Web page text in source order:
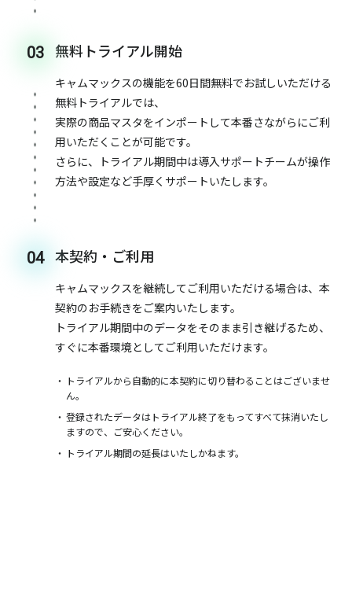
03 無料トライアル開始
キャムマックスの機能を60日間無料でお試しいただける
無料トライアルでは、
実際の商品マスタをインポートして本番さながらにご利
用いただくことが可能です。
さらに、トライアル期間中は導入サポートチームが操作
方法や設定など手厚くサポートいたします。
04 本契約・ご利用
キャムマックスを継続してご利用いただける場合は、本
契約のお手続きをご案内いたします。
トライアル期間中のデータをそのまま引き継げるため、
すぐに本番環境としてご利用いただけます。
トライアルから自動的に本契約に切り替わることはございませ
ん。
登録されたデータはトライアル終了をもってすべて抹消いたし
ますので、ご安心ください。
トライアル期間の延長はいたしかねます。